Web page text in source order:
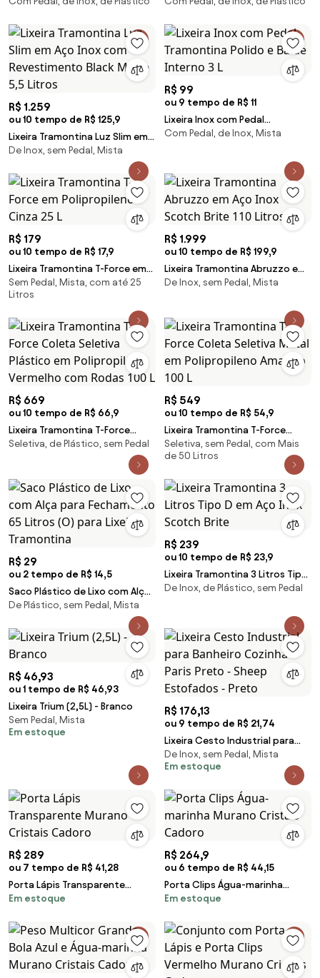
R$ 1.259
ou 10 tempo de R$ 125,9
Lixeira Tramontina Luz Slim em
Aço Inox com Revestimento
De Inox, sem Pedal, Mista
R$ 99
ou 9 tempo de R$ 11
Lixeira Inox com Pedal
Tramontina Polido e Balde
Com Pedal, de Inox, Mista
R$ 179
ou 10 tempo de R$ 17,9
Lixeira Tramontina T-Force em
Polipropileno Cinza 25 L
Sem Pedal, Mista, com até 25
Litros
R$ 1.999
ou 10 tempo de R$ 199,9
Lixeira Tramontina Abruzzo em
Aço Inox Scotch Brite 110 Litros
De Inox, sem Pedal, Mista
R$ 669
ou 10 tempo de R$ 66,9
Lixeira Tramontina T-Force
Coleta Seletiva Plástico em
Polipropileno Vermelho com
Seletiva, de Plástico, sem Pedal
R$ 549
ou 10 tempo de R$ 54,9
Lixeira Tramontina T-Force
Coleta Seletiva Metal em
Polipropileno Amarelo 100 L
Seletiva, sem Pedal, com Mais
de 50 Litros
R$ 29
ou 2 tempo de R$ 14,5
Saco Plástico de Lixo com Alça
para Fechamento 65 Litros (O)
De Plástico, sem Pedal, Mista
R$ 239
ou 10 tempo de R$ 23,9
Lixeira Tramontina 3 Litros Tipo
D em Aço Inox Scotch Brite
De Inox, de Plástico, sem Pedal
R$ 46,93
ou 1 tempo de R$ 46,93
Lixeira Trium (2,5L) - Branco
Sem Pedal, Mista
Em estoque
R$ 176,13
ou 9 tempo de R$ 21,74
Lixeira Cesto Industrial para
Banheiro Cozinha Paris Preto -
Sheep Estofados - Preto
De Inox, sem Pedal, Mista
Em estoque
R$ 289
ou 7 tempo de R$ 41,28
Porta Lápis Transparente
Murano Cristais Cadoro
Em estoque
R$ 264,9
ou 6 tempo de R$ 44,15
Porta Clips Água-marinha
Murano Cristais Cadoro
Em estoque